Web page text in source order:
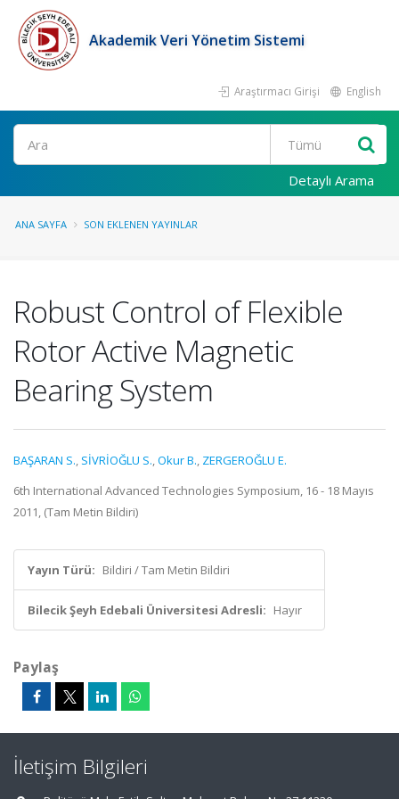
Akademik Veri Yönetim Sistemi
Araştırmacı Girişi English
Ara
Detaylı Arama
ANA SAYFA SON EKLENEN YAYINLAR
Robust Control of Flexible
Rotor Active Magnetic
Bearing System
BAŞARAN S., SİVRİOĞLU S.,Okur B., ZERGEROĞLU E.
6th International Advanced Technologies Symposium, 16 - 18 Mayıs
2011, (Tam Metin Bildiri)
Yayın Türü: Bildiri / Tam Metin Bildiri
Bilecik Şeyh Edebali Üniversitesi Adresli: Hayır
Paylaş
İletişim Bilgileri